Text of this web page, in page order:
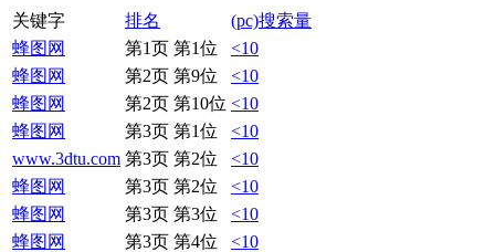
关键字 排名
(pc)搜索量
蜂图网
第1页 第1位
<10
蜂图网
第2页 第9位
<10
蜂图网
第2页 第10位 <10
蜂图网
第3页 第1位
<10
www.3dtu.com 第3页 第2位
<10
蜂图网
第3页 第2位
<10
蜂图网
第3页 第3位
<10
蜂图网
第3页 第4位
<10